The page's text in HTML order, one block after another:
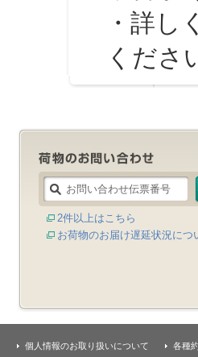
・詳し
くださ
2件以上はこちら
お荷物のお届け遅延状況につ
個人情報のお取り扱いについて 各種